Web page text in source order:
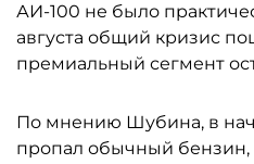
АИ-100 не было
августа общий кризис
премиальный сегмент
По мнению Шубина, в
пропал обычный